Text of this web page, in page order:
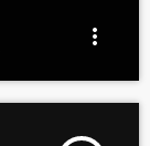
more_vert